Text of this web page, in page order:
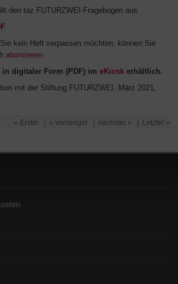
den taz FUTURZWEI-Fragebogen aus.
kein Heft verpassen möchten, können Sie
abonnieren
digitaler Form (PDF) im eKiosk erhältlich.
mit der Stiftung FUTURZWEI, März 2021,
« Erster « vorheriger nächster » Letzter »